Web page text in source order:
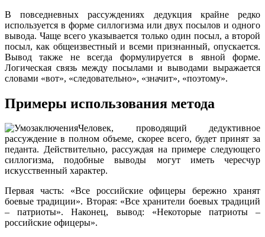
В повседневных рассуждениях дедукция крайне редко
используется в форме силлогизма или двух посылов и одного
вывода. Чаще всего указывается только один посыл, а второй
посыл, как общеизвестный и всеми признанный, опускается.
Вывод также не всегда формулируется в явной форме.
Логическая связь между посылами и выводами выражается
словами «вот», «следовательно», «значит», «поэтому».
Примеры использования метода
Человек, проводящий дедуктивное
рассуждение в полном объеме, скорее всего, будет принят за
педанта. Действительно, рассуждая на примере следующего
силлогизма, подобные выводы могут иметь чересчур
искусственный характер.
Первая часть: «Все российские офицеры бережно хранят
боевые традиции». Вторая: «Все хранители боевых традиций
– патриоты». Наконец, вывод: «Некоторые патриоты –
российские офицеры».